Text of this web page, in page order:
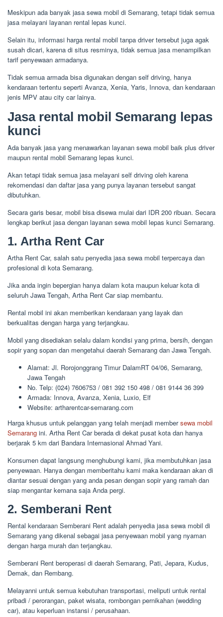
Meskipun ada banyak jasa sewa mobil di Semarang, tetapi tidak semua
jasa melayani layanan rental lepas kunci.
Selain itu, informasi harga rental mobil tanpa driver tersebut juga agak
susah dicari, karena di situs resminya, tidak semua jasa menampilkan
tarif penyewaan armadanya.
Tidak semua armada bisa digunakan dengan self driving, hanya
kendaraan tertentu seperti Avanza, Xenia, Yaris, Innova, dan kendaraan
jenis MPV atau city car lainya.
Jasa rental mobil Semarang lepas
kunci
Ada banyak jasa yang menawarkan layanan sewa mobil baik plus driver
maupun rental mobil Semarang lepas kunci.
Akan tetapi tidak semua jasa melayani self driving oleh karena
rekomendasi dan daftar jasa yang punya layanan tersebut sangat
dibutuhkan.
Secara garis besar, mobil bisa disewa mulai dari IDR 200 ribuan. Secara
lengkap berikut jasa dengan layanan sewa mobil lepas kunci Semarang.
1. Artha Rent Car
Artha Rent Car, salah satu penyedia jasa sewa mobil terpercaya dan
profesional di kota Semarang.
Jika anda ingin bepergian hanya dalam kota maupun keluar kota di
seluruh Jawa Tengah, Artha Rent Car siap membantu.
Rental mobil ini akan memberikan kendaraan yang layak dan
berkualitas dengan harga yang terjangkau.
Mobil yang disediakan selalu dalam kondisi yang prima, bersih, dengan
sopir yang sopan dan mengetahui daerah Semarang dan Jawa Tengah.
Alamat: Jl. Rorojonggrang Timur DalamRT 04/06, Semarang,
Jawa Tengah
No. Telp: (024) 7606753 / 081 392 150 498 / 081 9144 36 399
Armada: Innova, Avanza, Xenia, Luxio, Elf
Website: artharentcar-semarang.com
Harga khusus untuk pelanggan yang telah menjadi membersewa mobil
Semarang ini. Artha Rent Car berada di dekat pusat kota dan hanya
berjarak 5 km dari Bandara Internasional Ahmad Yani.
Konsumen dapat langsung menghubungi kami, jika membutuhkan jasa
penyewaan. Hanya dengan memberitahu kami maka kendaraan akan di
diantar sesuai dengan yang anda pesan dengan sopir yang ramah dan
siap mengantar kemana saja Anda pergi.
2. Semberani Rent
Rental kendaraan Semberani Rent adalah penyedia jasa sewa mobil di
Semarang yang dikenal sebagai jasa penyewaan mobil yang nyaman
dengan harga murah dan terjangkau.
Semberani Rent beroperasi di daerah Semarang, Pati, Jepara, Kudus,
Demak, dan Rembang.
Melayanni untuk semua kebutuhan transportasi, meliputi untuk rental
pribadi / perorangan, paket wisata, rombongan pernikahan (wedding
car), atau keperluan instansi / perusahaan.